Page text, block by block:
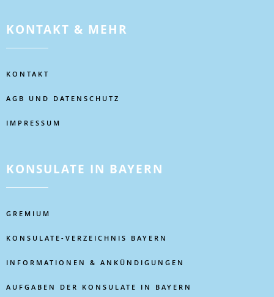
KONTAKT & MEHR
KONTAKT
AGB UND DATENSCHUTZ
IMPRESSUM
KONSULATE IN BAYERN
GREMIUM
KONSULATE-VERZEICHNIS BAYERN
INFORMATIONEN & ANKÜNDIGUNGEN
AUFGABEN DER KONSULATE IN BAYERN